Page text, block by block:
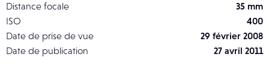
Distance focale
35 mm
ISO
400
Date de prise de vue
29 février 2008
Date de publication
27 avril 2011